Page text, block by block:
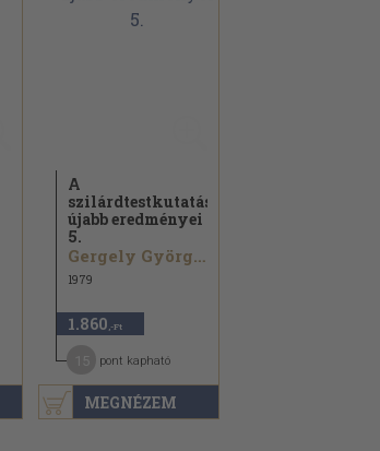
MEGNÉZEM
A
szilárdtestkutatás
újabb eredményei
5.
Gergely György...
1979
1.860 ,-Ft
pont kapható